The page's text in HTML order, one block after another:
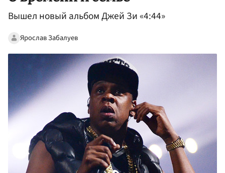
Вышел новый альбом Джей Зи «4:44»
Ярослав Забалуев